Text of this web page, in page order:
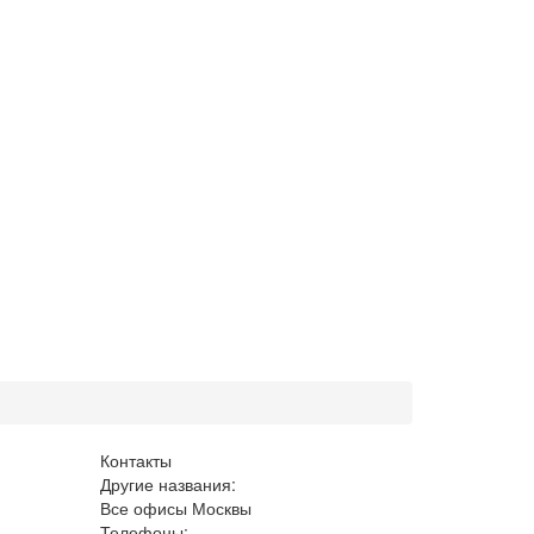
Контакты
Другие названия:
Все офисы Москвы